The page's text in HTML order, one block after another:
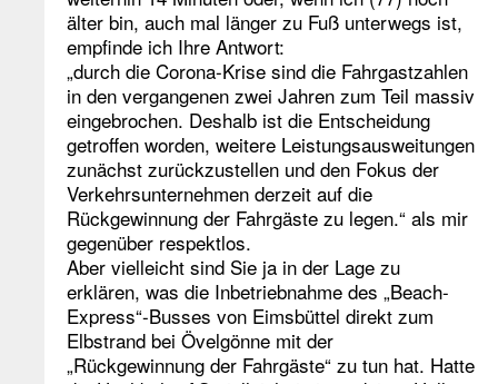
älter bin, auch mal länger zu Fuß unterwegs ist,
empfinde ich Ihre Antwort:
„durch die Corona-Krise sind die Fahrgastzahlen
in den vergangenen zwei Jahren zum Teil massiv
eingebrochen. Deshalb ist die Entscheidung
getroffen worden, weitere Leistungsausweitungen
zunächst zurückzustellen und den Fokus der
Verkehrsunternehmen derzeit auf die
Rückgewinnung der Fahrgäste zu legen.“ als mir
gegenüber respektlos.
Aber vielleicht sind Sie ja in der Lage zu
erklären, was die Inbetriebnahme des „Beach-
Express“-Busses von Eimsbüttel direkt zum
Elbstrand bei Övelgönne mit der
„Rückgewinnung der Fahrgäste“ zu tun hat. Hatte